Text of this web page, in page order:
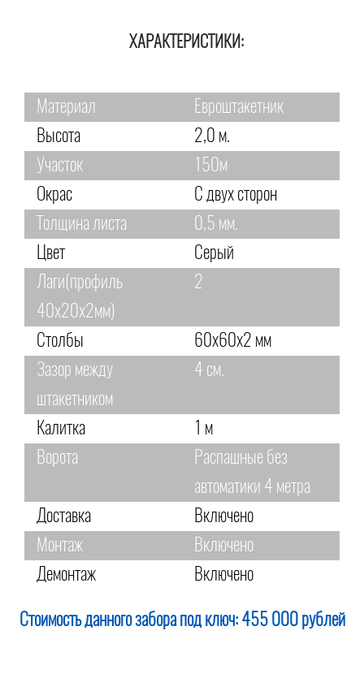
ХАРАКТЕРИСТИКИ:
Материал
Евроштакетник
Высота
2,0 м.
Участок
150м
Окрас
С двух сторон
Толщина листа
0,5 мм.
Цвет
Серый
Лаги(профиль
40х20х2мм)
2
Столбы
60х60х2 мм
Зазор между
штакетником
4 см.
Калитка
1 м
Ворота
Распашные без
автоматики 4 метра
Доставка
Включено
Монтаж
Включено
Демонтаж
Включено
Стоимость данного забора под ключ: 455 000 рублей